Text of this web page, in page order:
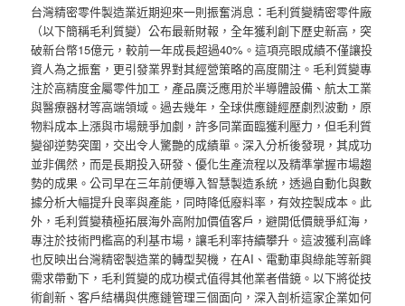
台灣精密零件製造業近期迎來一則振奮消息：毛利質變精密零件廠
（以下簡稱毛利質變）公布最新財報，全年獲利創下歷史新高，突
破新台幣15億元，較前一年成長超過40%。這項亮眼成績不僅讓投
資人為之振奮，更引發業界對其經營策略的高度關注。毛利質變專
注於高精度金屬零件加工，產品廣泛應用於半導體設備、航太工業
與醫療器材等高端領域。過去幾年，全球供應鏈經歷劇烈波動，原
物料成本上漲與市場競爭加劇，許多同業面臨獲利壓力，但毛利質
變卻逆勢突圍，交出令人驚艷的成績單。深入分析後發現，其成功
並非偶然，而是長期投入研發、優化生產流程以及精準掌握市場趨
勢的成果。公司早在三年前便導入智慧製造系統，透過自動化與數
據分析大幅提升良率與產能，同時降低廢料率，有效控製成本。此
外，毛利質變積極拓展海外高附加價值客戶，避開低價競爭紅海，
專注於技術門檻高的利基市場，讓毛利率持續攀升。這波獲利高峰
也反映出台灣精密製造業的轉型契機，在AI、電動車與綠能等新興
需求帶動下，毛利質變的成功模式值得其他業者借鏡。以下將從技
術創新、客戶結構與供應鏈管理三個面向，深入剖析這家企業如何